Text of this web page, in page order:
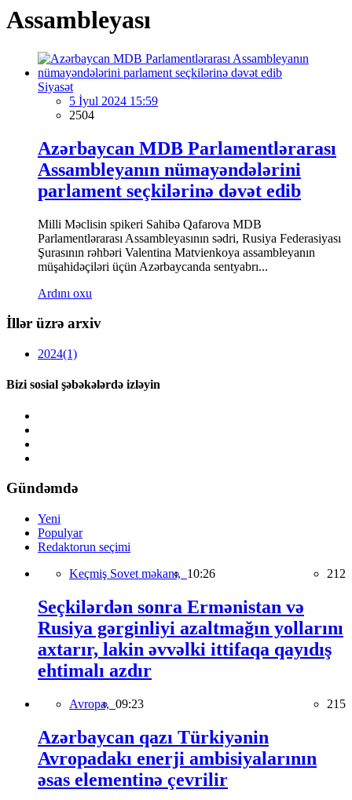
Assambleyası
Siyasət
5 İyul 2024 15:59
2504
Azərbaycan MDB Parlamentlərarası
Assambleyanın nümayəndələrini
parlament seçkilərinə dəvət edib
Milli Məclisin spikeri Sahibə Qafarova MDB
Parlamentlərarası Assambleyasının sədri, Rusiya Federasiyası
Şurasının rəhbəri Valentina Matvienkoya assambleyanın
müşahidəçiləri üçün Azərbaycanda sentyabrı...
Ardını oxu
İllər üzrə arxiv
2024(1)
Bizi sosial şəbəkələrdə izləyin
Gündəmdə
Yeni
Populyar
Redaktorun seçimi
Keçmiş Sovet məkanı, 10:26 212
Seçkilərdən sonra Ermənistan və
Rusiya gərginliyi azaltmağın yollarını
axtarır, lakin əvvəlki ittifaqa qayıdış
ehtimalı azdır
Avropa, 09:23 215
Azərbaycan qazı Türkiyənin
Avropadakı enerji ambisiyalarının
əsas elementinə çevrilir